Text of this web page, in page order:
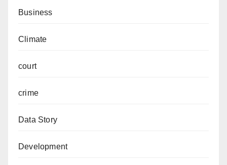
Business
Climate
court
crime
Data Story
Development